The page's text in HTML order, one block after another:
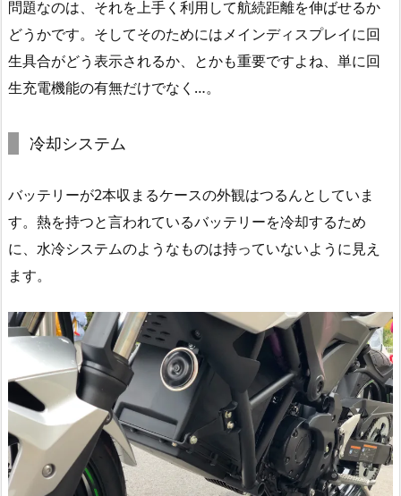
問題なのは、それを上手く利用して航続距離を伸ばせるか
どうかです。そしてそのためにはメインディスプレイに回
生具合がどう表示されるか、とかも重要ですよね、単に回
生充電機能の有無だけでなく…。
冷却システム
バッテリーが2本収まるケースの外観はつるんとしていま
す。熱を持つと言われているバッテリーを冷却するため
に、水冷システムのようなものは持っていないように見え
ます。